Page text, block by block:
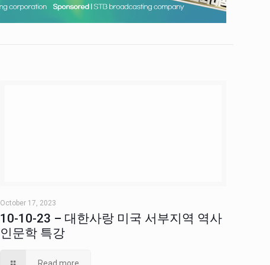
October 17, 2023
10-10-23 – 대한사랑 미국 서부지역 역사
인문학 특강
Read more